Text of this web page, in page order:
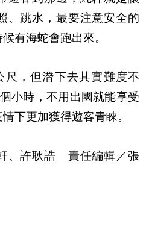
、跳水，最要注意安全的
有海蛇會跑出來。
，但潛下去其實難度不
小時，不用出國就能享受
下更加獲得遊客青睞。
、許耿誥 責任編輯／張